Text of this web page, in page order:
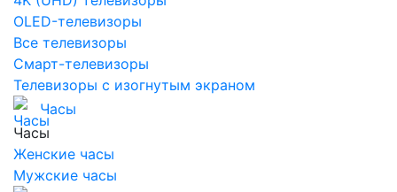
OLED-телевизоры
Все телевизоры
Смарт-телевизоры
Телевизоры с изогнутым экраном
Часы
Часы
Женские часы
Мужские часы